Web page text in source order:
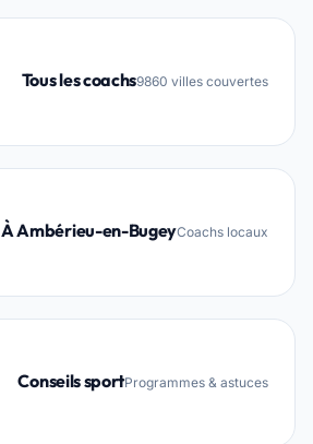
Tous les coachs9860 villes couvertes
À Ambérieu-en-BugeyCoachs locaux
Conseils sportProgrammes & astuces